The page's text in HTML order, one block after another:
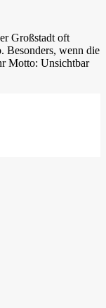
Großstadt oft
Besonders, wenn die
Motto: Unsichtbar